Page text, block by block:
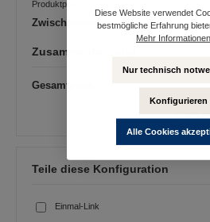
Produktpreis
Zwischensumme
Zusammenfassung
Gesamtpreis
Preise
Teile diese Konfiguration
Einmal-Link
Diese Website verwendet
bestmögliche Erfahrung
Mehr Informationen
Nur technisch
Konfigurieren
Alle Cookies